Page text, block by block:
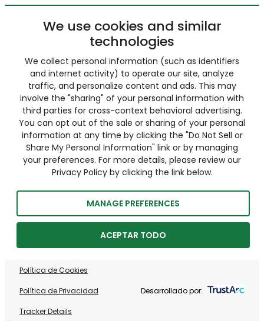
We use cookies and similar
technologies
We collect personal information (such as identifiers
and internet activity) to operate our site, analyze
traffic, and personalize content and ads. This may
involve the "sharing" of your personal information with
third parties for cross-context behavioral advertising.
You can opt out of the sale or sharing of your personal
information at any time by clicking the "Do Not Sell or
Share My Personal Information" link or by managing
your preferences. For more details, please review our
Privacy Policy by clicking the link below.
MANAGE PREFERENCES
ACEPTAR TODO
Política de Cookies
Política de Privacidad
Tracker Details
Desarrollado por: